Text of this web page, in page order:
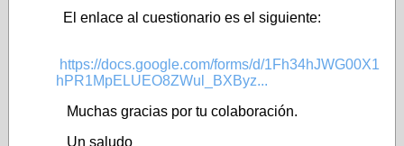
El enlace al cuestionario es el siguiente:
https://docs.google.com/forms/d/1Fh34hJWG00X1
hPR1MpELUEO8ZWul_BXByz...
Muchas gracias por tu colaboración.
Un saludo